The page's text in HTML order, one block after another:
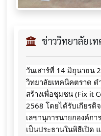
ข่าววิทยาลัยเ
วันเสาร์​ที่​ 14 มิถุนายน​
วิทยาลัยเทคนิคตราด ด
สร้างเพื่อชุมชน (Fix it
2568 โดยได้รับเกียรติ
เลขานุการนายกองค์ก
เป็นประธานในพิธีเปิด